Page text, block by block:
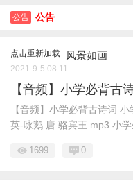
公告 公告
点击重新加载 风景如画
2021-9-5 08:11
【音频】小学必背古
【音频】小学必背古诗词
英-咏鹅 唐 骆宾王.mp3 小学
1699 0